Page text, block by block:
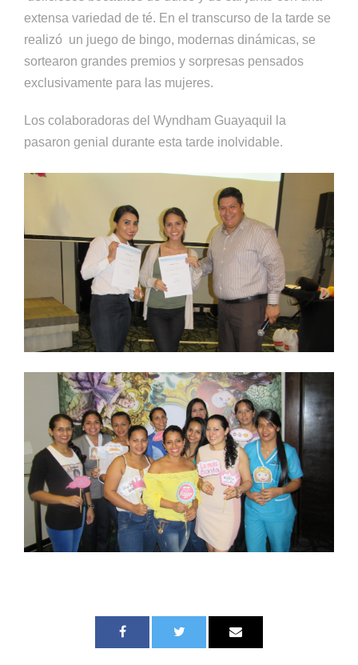
extensa variedad de té. En el transcurso de la tarde se
realizó un juego de bingo, modernas dinámicas, se
sortearon grandes premios y sorpresas pensados
exclusivamente para las mujeres.
Los colaboradoras del Wyndham Guayaquil la
pasaron genial durante esta tarde inolvidable.